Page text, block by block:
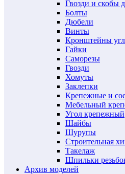
Гвозди и скобы
Болты
Дюбели
Винты
Кронштейны
Гайки
Саморезы
Гвозди
Хомуты
Заклепки
Крепежные и
Мебельный
Угол крепежный
Шайбы
Шурупы
Строительная
Такелаж
Шпильки
Архив моделей